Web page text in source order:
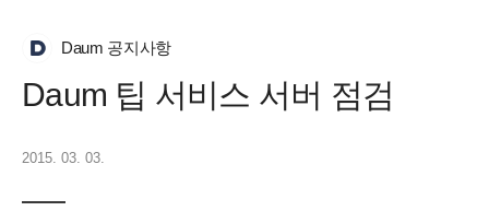
Daum 공지사항
Daum 팁 서비스 서버 점검
2015. 03. 03.